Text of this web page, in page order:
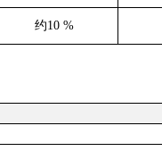
约10 %